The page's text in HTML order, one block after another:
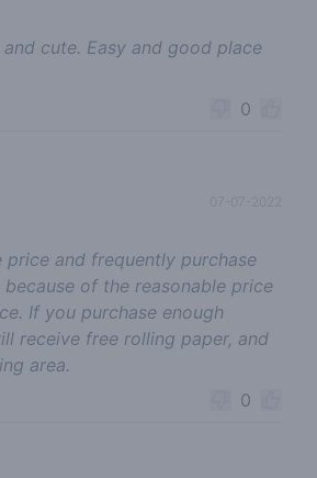
cute. Easy and good place
0
and frequently purchase
of the reasonable price
If you purchase enough
receive free rolling paper, and
area.
0